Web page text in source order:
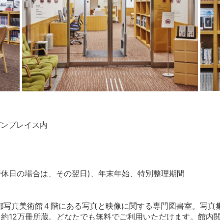
プレイス内
日の場合は、その翌日)、年末年始、特別整理期間
真美術館４階にある写真と映像に関する専門図書室。写
12万冊所蔵。どなたでも無料でご利用いただけます。館内